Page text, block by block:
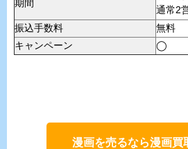
期間
通常2
振込手数料
無料
キャンペーン
◯
漫画を売るなら漫画買